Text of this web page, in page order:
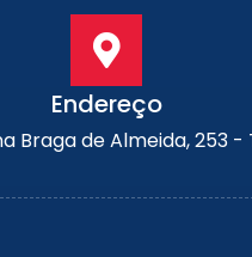
Endereço
Braga de Almeida, 253 -